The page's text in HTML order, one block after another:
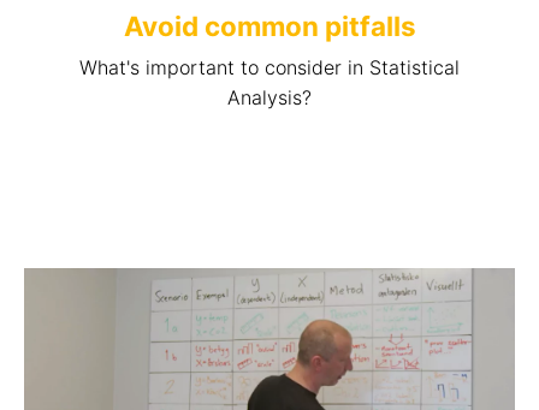
Avoid common pitfalls
What's important to consider in Statistical
Analysis?